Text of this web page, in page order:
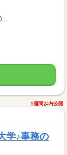
1週間以内公開
学♪事務の